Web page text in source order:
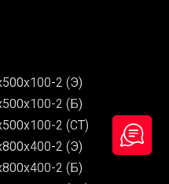
2 (Э)
2 (Б)
2 (СТ)
2 (Э)
2 (Б)